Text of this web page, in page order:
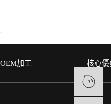
OEM加工 核心優